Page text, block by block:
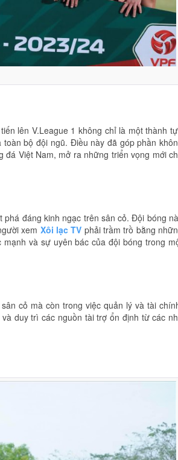
lên V.League 1 không chỉ là một thành
bộ đội ngũ. Điều này đã góp phần
Việt Nam, mở ra những triển vọng mới
đáng kinh ngạc trên sân cỏ. Đội bóng
xem Xôi lạc TV phải trầm trồ bằng
và sự uyên bác của đội bóng trong
cỏ mà còn trong việc quản lý và tài
duy trì các nguồn tài trợ ổn định từ các